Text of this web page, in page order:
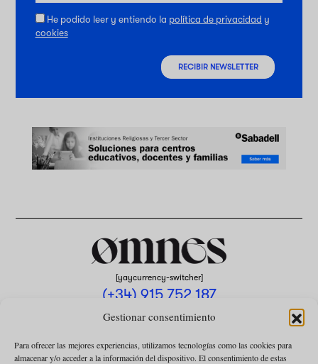
Gestionar consentimiento
Para ofrecer las mejores experiencias, utilizamos tecnologías como las cookies para
almacenar y/o acceder a la información del dispositivo. El consentimiento de estas
He podido leer y entiendo la política de privacidad y
cookies
RECIBIR NEWSLETTER
[yaycurrency-switcher]
(+34) 915 752 187
omnes@omnesmag.com